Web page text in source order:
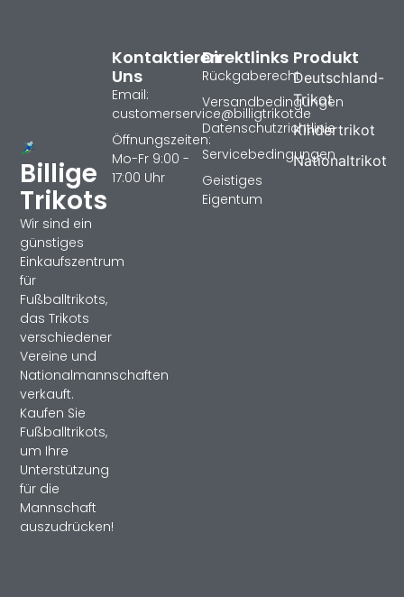
Billige
Trikots
Wir sind ein
günstiges
Einkaufszentrum
für
Fußballtrikots,
das Trikots
verschiedener
Vereine und
Nationalmannschaften
verkauft.
Kaufen Sie
Fußballtrikots,
um Ihre
Unterstützung
für die
Mannschaft
auszudrücken!
Produkt
Deutschland-
Trikot
Kindertrikot
Nationaltrikot
Direktlinks
Rückgaberecht
Versandbedingungen
Datenschutzrichtlinie
Servicebedingungen
Geistiges
Eigentum
Kontaktieren
Uns
Email:
customerservice@billigtrikotde
Öffnungszeiten:
Mo-Fr 9:00 -
17:00 Uhr